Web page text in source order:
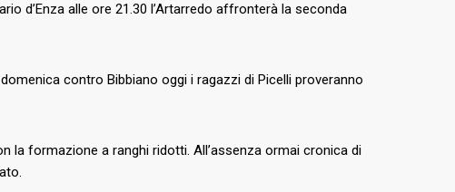
d’Enza alle ore 21.30 l’Artarredo affronterà la seconda
contro Bibbiano oggi i ragazzi di Picelli proveranno
la formazione a ranghi ridotti. All’assenza ormai cronica di